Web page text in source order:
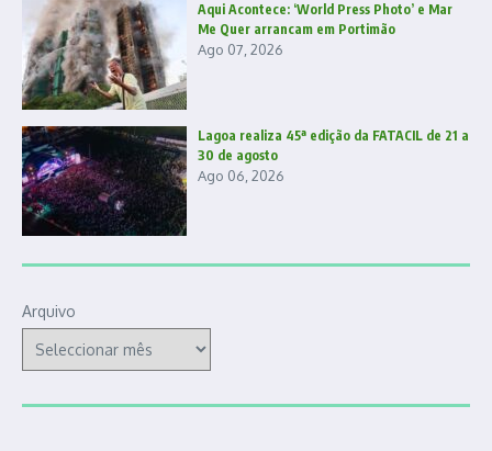
Aqui Acontece: ‘World Press Photo’ e Mar
Me Quer arrancam em Portimão
Ago 07, 2026
Lagoa realiza 45ª edição da FATACIL de 21 a
30 de agosto
Ago 06, 2026
Arquivo